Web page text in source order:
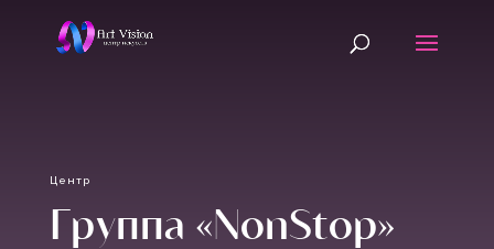
Центр
Группа «NonStop»